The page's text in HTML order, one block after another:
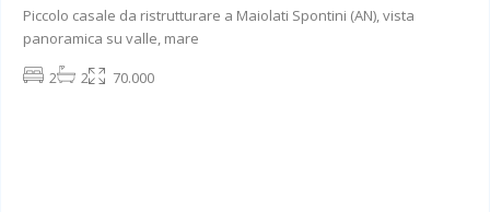
Piccolo casale da ristrutturare a Maiolati Spontini (AN), vista
panoramica su valle, mare
2
2 70.000